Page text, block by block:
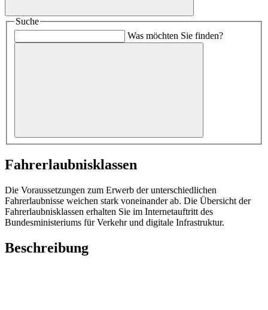
Suche
Was möchten Sie finden?
Fahrerlaubnisklassen
Die Voraussetzungen zum Erwerb der unterschiedlichen
Fahrerlaubnisse weichen stark voneinander ab. Die Übersicht der
Fahrerlaubnisklassen erhalten Sie im Internetauftritt des
Bundesministeriums für Verkehr und digitale Infrastruktur.
Beschreibung